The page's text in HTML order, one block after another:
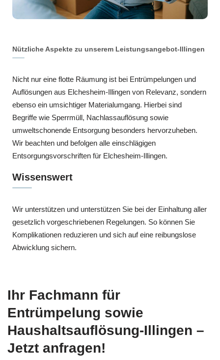
Nützliche Aspekte zu unserem Leistungsangebot-Illingen
Nicht nur eine flotte Räumung ist bei Entrümpelungen und
Auflösungen aus Elchesheim-Illingen von Relevanz, sondern
ebenso ein umsichtiger Materialumgang. Hierbei sind
Begriffe wie Sperrmüll, Nachlassauflösung sowie
umweltschonende Entsorgung besonders hervorzuheben.
Wir beachten und befolgen alle einschlägigen
Entsorgungsvorschriften für Elchesheim-Illingen.
Wissenswert
Wir unterstützen und unterstützen Sie bei der Einhaltung aller
gesetzlich vorgeschriebenen Regelungen. So können Sie
Komplikationen reduzieren und sich auf eine reibungslose
Abwicklung sichern.
Ihr Fachmann für
Entrümpelung sowie
Haushaltsauflösung-Illingen –
Jetzt anfragen!